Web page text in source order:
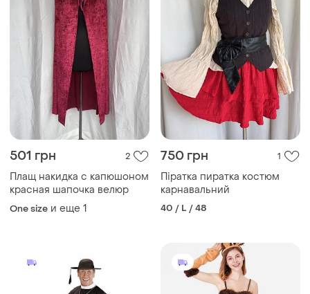
501 грн 2
Плащ накидка с капюшоном
красная шапочка велюр
One size и еще 1
750 грн 1
Піратка пиратка костюм
карнавальний
40 / L / 48